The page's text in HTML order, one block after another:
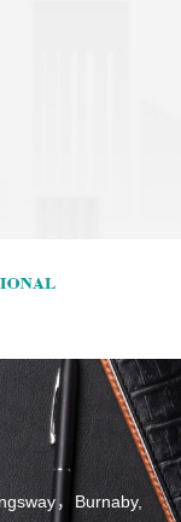
了两年工作经
，Burnaby,